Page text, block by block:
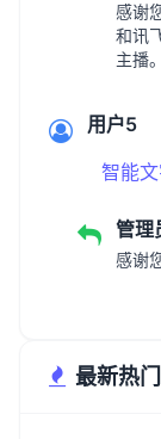
感谢
和讯
主播
用户5
智能
管理
感谢
最新热门